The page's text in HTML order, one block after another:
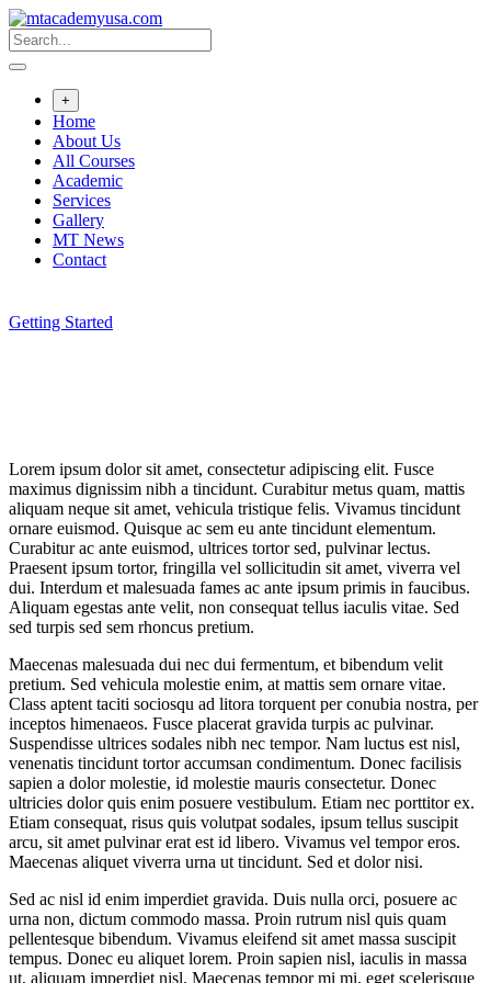
+
Home
About Us
All Courses
Academic
Services
Gallery
MT News
Contact
Getting Started
Lorem ipsum dolor sit amet, consectetur adipiscing elit. Fusce
maximus dignissim nibh a tincidunt. Curabitur metus quam, mattis
aliquam neque sit amet, vehicula tristique felis. Vivamus tincidunt
ornare euismod. Quisque ac sem eu ante tincidunt elementum.
Curabitur ac ante euismod, ultrices tortor sed, pulvinar lectus.
Praesent ipsum tortor, fringilla vel sollicitudin sit amet, viverra vel
dui. Interdum et malesuada fames ac ante ipsum primis in faucibus.
Aliquam egestas ante velit, non consequat tellus iaculis vitae. Sed
sed turpis sed sem rhoncus pretium.
Maecenas malesuada dui nec dui fermentum, et bibendum velit
pretium. Sed vehicula molestie enim, at mattis sem ornare vitae.
Class aptent taciti sociosqu ad litora torquent per conubia nostra, per
inceptos himenaeos. Fusce placerat gravida turpis ac pulvinar.
Suspendisse ultrices sodales nibh nec tempor. Nam luctus est nisl,
venenatis tincidunt tortor accumsan condimentum. Donec facilisis
sapien a dolor molestie, id molestie mauris consectetur. Donec
ultricies dolor quis enim posuere vestibulum. Etiam nec porttitor ex.
Etiam consequat, risus quis volutpat sodales, ipsum tellus suscipit
arcu, sit amet pulvinar erat est id libero. Vivamus vel tempor eros.
Maecenas aliquet viverra urna ut tincidunt. Sed et dolor nisi.
Sed ac nisl id enim imperdiet gravida. Duis nulla orci, posuere ac
urna non, dictum commodo massa. Proin rutrum nisl quis quam
pellentesque bibendum. Vivamus eleifend sit amet massa suscipit
tempus. Donec eu aliquet lorem. Proin sapien nisl, iaculis in massa
ut, aliquam imperdiet nisl. Maecenas tempor mi mi, eget scelerisque